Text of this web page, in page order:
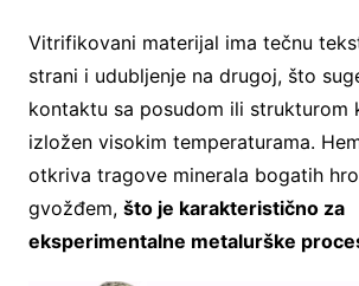
Vitrifikovani materijal ima tečnu
strani i udubljenje na drugoj, što
kontaktu sa posudom ili strukturom
izložen visokim temperaturama.
otkriva tragove minerala bogatih
gvožđem, što je karakteristično za
eksperimentalne metalurške